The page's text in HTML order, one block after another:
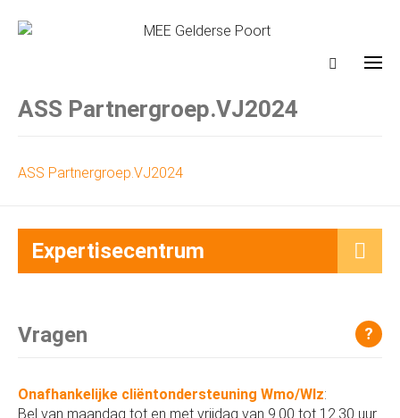
ASS Partnergroep.VJ2024
ASS Partnergroep.VJ2024
Expertisecentrum
Vragen ?
Onafhankelijke cliëntondersteuning Wmo/Wlz:
Bel van maandag tot en met vrijdag van 9.00 tot 12.30 uur